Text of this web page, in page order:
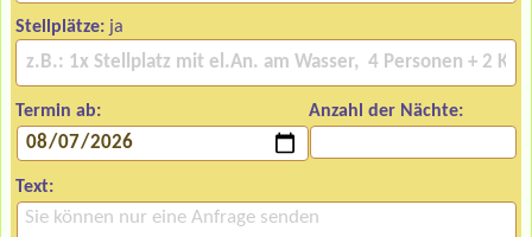
Stellplätze: ja
Termin ab: Anzahl der Nächte:
Text: